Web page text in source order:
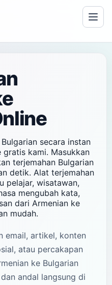
secara instan
gratis kami. Masukkan
terjemahan Bulgarian
detik. Alat terjemahan
pelajar, wisatawan,
mengubah kata,
dari Armenian ke
mudah.
email, artikel, konten
atau percakapan
ke Bulgarian
andal langsung di